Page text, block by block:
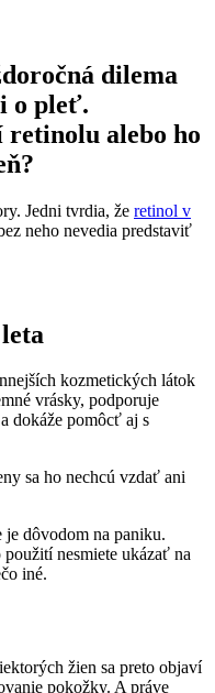
dilema
o pleť.
alebo ho
Jedni tvrdia, že retinol v
neho nevedia predstaviť
kozmetických látok
vrásky, podporuje
dokáže pomôcť aj s
sa ho nechcú vzdať ani
je dôvodom na paniku.
použití nesmiete ukázať na
iné.
žien sa preto objaví
pokožky. A práve